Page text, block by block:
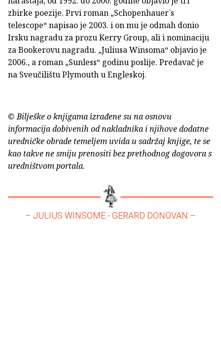
zbirke poezije. Prvi roman „Schopenhauer`s
telescope“ napisao je 2003. i on mu je odmah donio
Irsku nagradu za prozu Kerry Group, ali i nominaciju
za Bookerovu nagradu. „Juliusa Winsoma“ objavio je
2006., a roman „Sunless“ godinu poslije. Predavač je
na Sveučilištu Plymouth u Engleskoj.
© Bilješke o knjigama izrađene su na osnovu
informacija dobivenih od nakladnika i njihove dodatne
uredničke obrade temeljem uvida u sadržaj knjige, te se
kao takve ne smiju prenositi bez prethodnog dogovora s
uredništvom portala.
– JULIUS WINSOME - GERARD DONOVAN –